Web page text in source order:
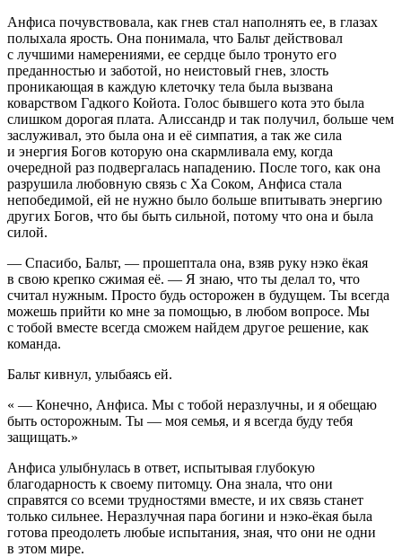
Анфиса почувствовала, как гнев стал наполнять ее, в глазах
полыхала ярость. Она понимала, что Бальт действовал
с лучшими намерениями, ее сердце было тронуто его
преданностью и заботой, но неистовый гнев, злость
проникающая в каждую клеточку тела была вызвана
коварством Гадкого Койота. Голос бывшего кота это была
слишком дорогая плата. Алиссандр и так получил, больше чем
заслуживал, это была она и её симпатия, а так же сила
и энергия Богов которую она скармливала ему, когда
очередной раз подвергалась нападению. После того, как она
разрушила любовную связь с Ха Соком, Анфиса стала
непобедимой, ей не нужно было больше впитывать энергию
других Богов, что бы быть сильной, потому что она и была
силой.
— Спасибо, Бальт, — прошептала она, взяв руку нэко ёкая
в свою крепко сжимая её. — Я знаю, что ты делал то, что
считал нужным. Просто будь осторожен в будущем. Ты всегда
можешь прийти ко мне за помощью, в любом вопросе. Мы
с тобой вместе всегда сможем найдем другое решение, как
команда.
Бальт кивнул, улыбаясь ей.
« — Конечно, Анфиса. Мы с тобой неразлучны, и я обещаю
быть осторожным. Ты — моя семья, и я всегда буду тебя
защищать.»
Анфиса улыбнулась в ответ, испытывая глубокую
благодарность к своему питомцу. Она знала, что они
справятся со всеми трудностями вместе, и их связь станет
только сильнее. Неразлучная пара богини и нэко-ёкая была
готова преодолеть любые испытания, зная, что они не одни
в этом мире.